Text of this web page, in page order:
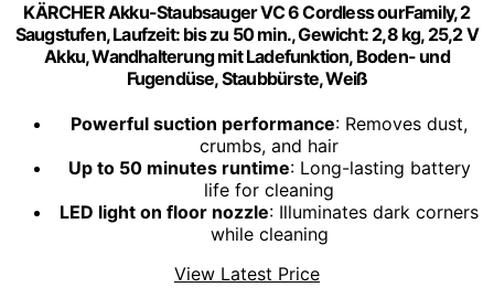
KÄRCHER Akku-Staubsauger VC 6 Cordless ourFamily, 2
Saugstufen, Laufzeit: bis zu 50 min., Gewicht: 2,8 kg, 25,2 V
Akku, Wandhalterung mit Ladefunktion, Boden- und
Fugendüse, Staubbürste, Weiß
Powerful suction performance: Removes dust,
crumbs, and hair
Up to 50 minutes runtime: Long-lasting battery
life for cleaning
LED light on floor nozzle: Illuminates dark corners
while cleaning
View Latest Price